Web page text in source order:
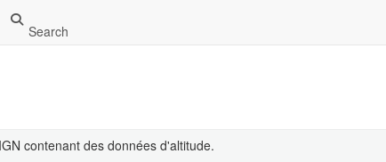
Search
contenant des données d'altitude.